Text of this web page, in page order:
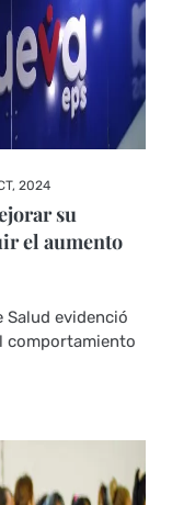
2024
su
el aumento
Salud evidenció
comportamiento